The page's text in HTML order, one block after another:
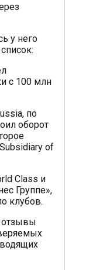
у него
с 100 млн
по
оборот
of
Class и
Группе»,
клубов.
отзывы